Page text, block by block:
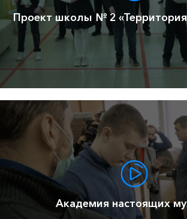
Проект школы № 2 «Территория
Академия настоящих